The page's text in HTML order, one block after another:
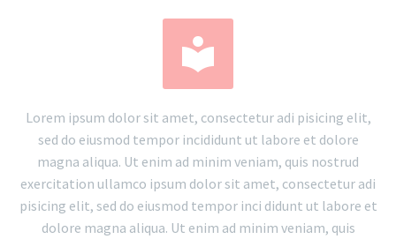


Lorem ipsum dolor sit amet, consectetur adi pisicing elit,
sed do eiusmod tempor incididunt ut labore et dolore
magna aliqua. Ut enim ad minim veniam, quis nostrud
exercitation ullamco ipsum dolor sit amet, consectetur adi
pisicing elit, sed do eiusmod tempor inci didunt ut labore et
dolore magna aliqua. Ut enim ad minim veniam, quis